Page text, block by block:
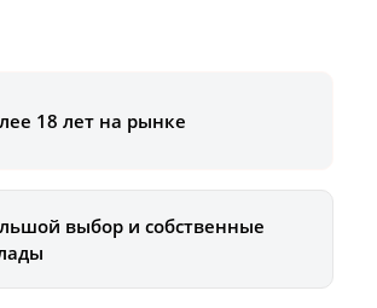
18 лет на рынке
выбор и собственные